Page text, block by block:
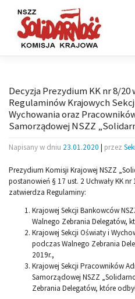
content
Decyzja Prezydium KK nr 8/
Regulaminów Krajowych
Wychowania oraz
Samorządowej NSZZ
Napisany w dniu 23.01.2020 | przez
Prezydium Komisji Krajowej NSZZ
postanowień § 17 ust. 2 Uchwały KK
zatwierdza Regulaminy:
Krajowej Sekcji Bankowców
Walnego Zebrania Delegatów,
Krajowej Sekcji Oświaty i
podczas Walnego Zebrania
2019r.,
Krajowej Sekcji Pracowników
Samorządowej NSZZ
Zebrania Delegatów, które